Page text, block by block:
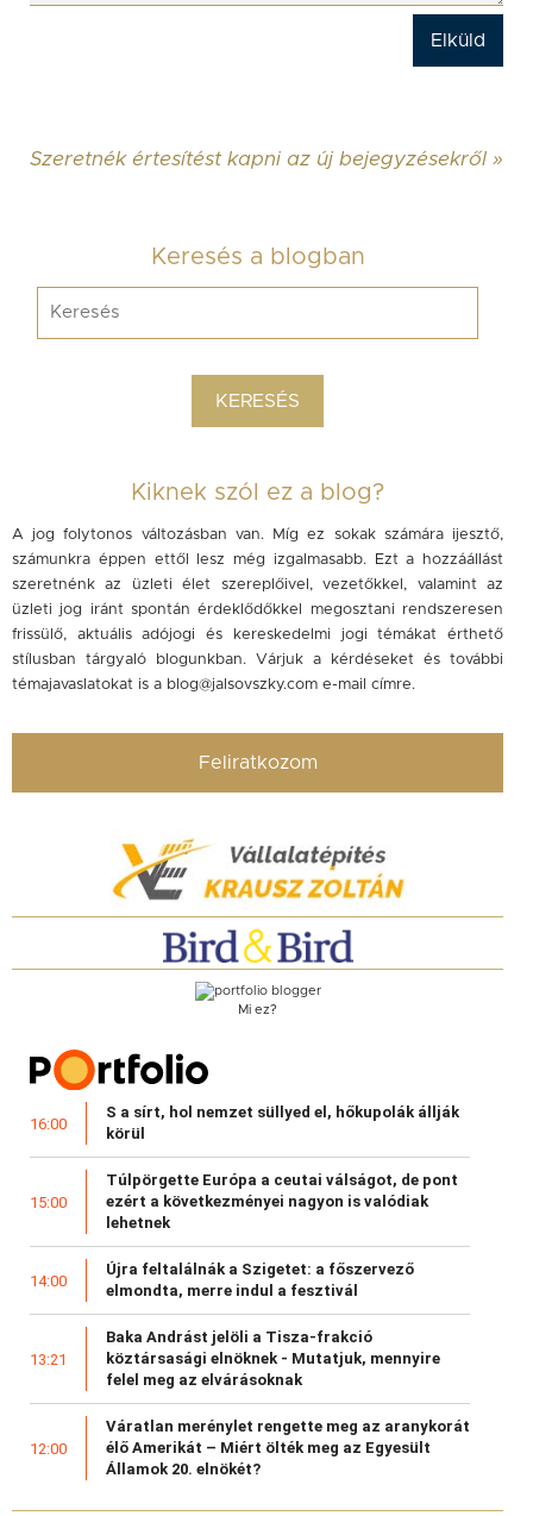
Szeretnék értesítést kapni az új bejegyzésekről »
Keresés a blogban
Kiknek szól ez a blog?
A jog folytonos változásban van. Míg ez sokak számára ijesztő,
számunkra éppen ettől lesz még izgalmasabb. Ezt a hozzáállást
szeretnénk az üzleti élet szereplőivel, vezetőkkel, valamint az
üzleti jog iránt spontán érdeklődőkkel megosztani rendszeresen
frissülő, aktuális adójogi és kereskedelmi jogi témákat érthető
stílusban tárgyaló blogunkban. Várjuk a kérdéseket és további
témajavaslatokat is a blog@jalsovszky.com e-mail címre.
Feliratkozom
Mi ez?
16:00
S a sírt, hol nemzet süllyed el, hőkupolák állják
körül
15:00
Túlpörgette Európa a ceutai válságot, de pont
ezért a következményei nagyon is valódiak
lehetnek
14:00
Újra feltalálnák a Szigetet: a főszervező
elmondta, merre indul a fesztivál
13:21
Baka Andrást jelöli a Tisza-frakció
köztársasági elnöknek - Mutatjuk, mennyire
felel meg az elvárásoknak
12:00
Váratlan merénylet rengette meg az aranykorát
élő Amerikát – Miért ölték meg az Egyesült
Államok 20. elnökét?